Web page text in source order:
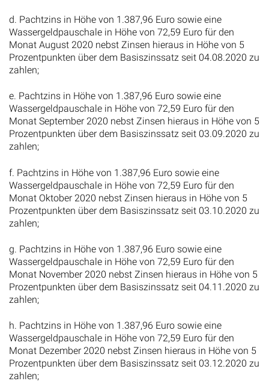
d. Pachtzins in Höhe von 1.387,96 Euro sowie eine
Wassergeldpauschale in Höhe von 72,59 Euro für den
Monat August 2020 nebst Zinsen hieraus in Höhe von 5
Prozentpunkten über dem Basiszinssatz seit 04.08.2020 zu
zahlen;
e. Pachtzins in Höhe von 1.387,96 Euro sowie eine
Wassergeldpauschale in Höhe von 72,59 Euro für den
Monat September 2020 nebst Zinsen hieraus in Höhe von 5
Prozentpunkten über dem Basiszinssatz seit 03.09.2020 zu
zahlen;
f. Pachtzins in Höhe von 1.387,96 Euro sowie eine
Wassergeldpauschale in Höhe von 72,59 Euro für den
Monat Oktober 2020 nebst Zinsen hieraus in Höhe von 5
Prozentpunkten über dem Basiszinssatz seit 03.10.2020 zu
zahlen;
g. Pachtzins in Höhe von 1.387,96 Euro sowie eine
Wassergeldpauschale in Höhe von 72,59 Euro für den
Monat November 2020 nebst Zinsen hieraus in Höhe von 5
Prozentpunkten über dem Basiszinssatz seit 04.11.2020 zu
zahlen;
h. Pachtzins in Höhe von 1.387,96 Euro sowie eine
Wassergeldpauschale in Höhe von 72,59 Euro für den
Monat Dezember 2020 nebst Zinsen hieraus in Höhe von 5
Prozentpunkten über dem Basiszinssatz seit 03.12.2020 zu
zahlen;